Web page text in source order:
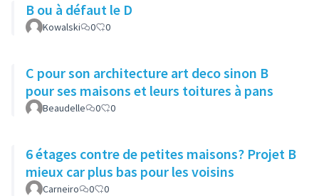
B ou à défaut le D
Kowalski 0 0
C pour son architecture art deco sinon B
pour ses maisons et leurs toitures à pans
Beaudelle 0 0
6 étages contre de petites maisons? Projet B
mieux car plus bas pour les voisins
Carneiro 0 0